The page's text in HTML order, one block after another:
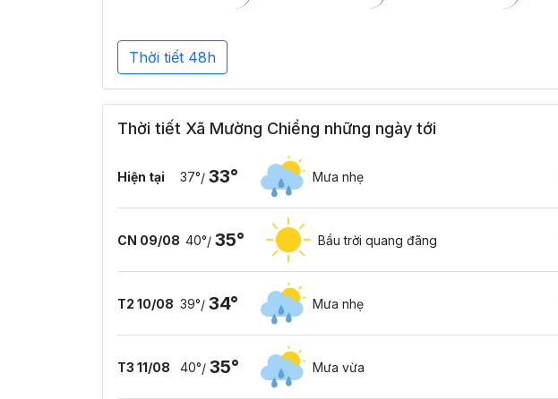
Thời tiết 48h
Thời tiết Xã Mường Chiềng những ngày tới
Hiện tại 37°/ 33° Mưa nhẹ
CN 09/08 40°/ 35° Bầu trời quang đãng
T2 10/08 39°/ 34° Mưa nhẹ
T3 11/08 40°/ 35° Mưa vừa